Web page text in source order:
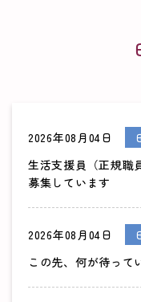
2026年08月04日
生活支援員（正規職
募集しています
2026年08月04日
この先、何が待って